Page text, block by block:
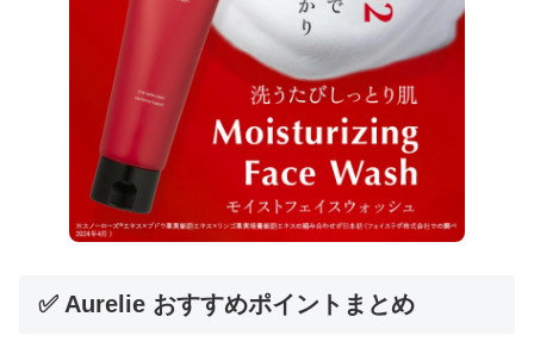
✅ Aurelie おすすめポイントまとめ